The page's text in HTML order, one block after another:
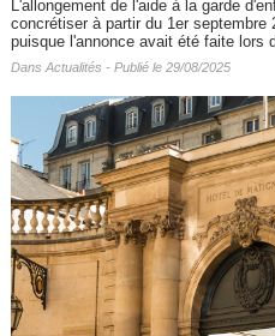
L'allongement de l'aide à la garde
concrétiser à partir du 1er septembre
puisque l'annonce avait été faite lors
Dans Actualités - Publié le 29/08/2025